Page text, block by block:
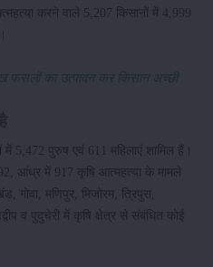
करने वाले 5,207 किसानों में 4,999
फसलों का उत्पादन कर किसान अच्छी
5,472 पुरुष एवं 611 महिलाएं शामिल हैं।
आंध्र में 917 कृषि आत्महत्या के मामले
गोवा, मणिपुर, मिजोरम, त्रिपुरा,
व पुदुचेरी में कृषि क्षेत्र से संबंधित कोई